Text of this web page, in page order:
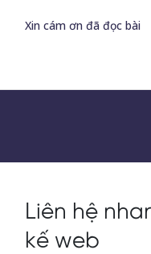
Xin cám ơn đã đọc bài
Liên hệ
kế web